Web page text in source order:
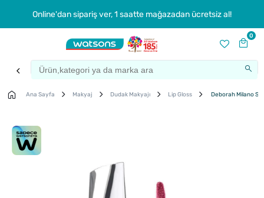
Online'dan sipariş ver, 1 saatte mağazadan ücretsiz al!
0
Ana Sayfa Makyaj Dudak Makyajı Lip Gloss Deborah Milano